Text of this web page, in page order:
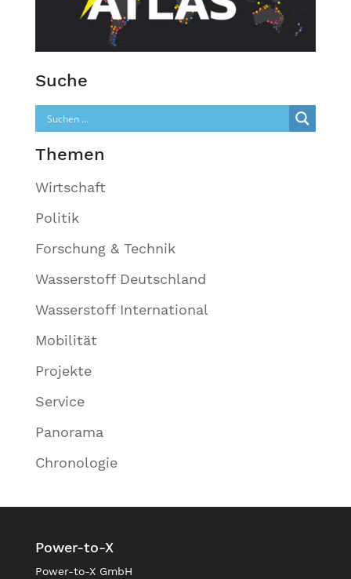
Suche
Themen
Wirtschaft
Politik
Forschung & Technik
Wasserstoff Deutschland
Wasserstoff International
Mobilität
Projekte
Service
Panorama
Chronologie
Power-to-X
Power-to-X GmbH